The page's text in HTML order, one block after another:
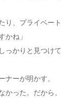
り、プライベート
かね」
っかりと見つけて
ーが明かす。
かった。だから、